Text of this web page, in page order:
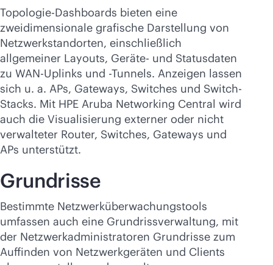
Topologie-Dashboards bieten eine
zweidimensionale grafische Darstellung von
Netzwerkstandorten, einschließlich
allgemeiner Layouts, Geräte- und Statusdaten
zu WAN-Uplinks und -Tunnels. Anzeigen lassen
sich u. a. APs, Gateways, Switches und Switch-
Stacks. Mit HPE Aruba Networking Central wird
auch die Visualisierung externer oder nicht
verwalteter Router, Switches, Gateways und
APs unterstützt.
Grundrisse
Bestimmte Netzwerküberwachungstools
umfassen auch eine Grundrissverwaltung, mit
der Netzwerkadministratoren Grundrisse zum
Auffinden von Netzwerkgeräten und Clients